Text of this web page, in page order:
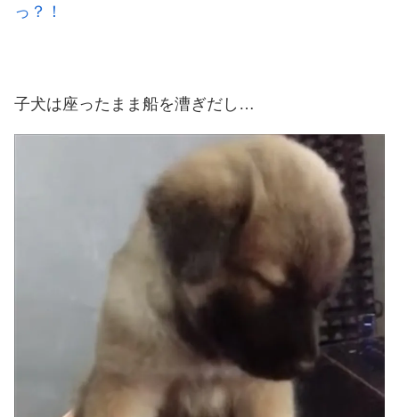
っ？！
子犬は座ったまま船を漕ぎだし…